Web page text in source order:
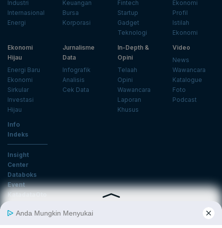
Industri
Internasional
Energi
Keuangan
Bursa
Korporasi
Fintech
Startup
Gadget
Teknologi
Ekonomi
Profil
Istilah
Ekonomi
Ekonomi
Hijau
Energi Baru
Ekonomi
Sirkular
Investasi
Hijau
Jurnalisme
Data
Infografik
Analisis
Cek Data
In-Depth &
Opini
Telaah
Opini
Wawancara
Laporan
Khusus
Video
News
Wawancara
Katalogue
Foto
Podcast
Info
Indeks
Insight
Center
Databoks
Event
KatadataOto